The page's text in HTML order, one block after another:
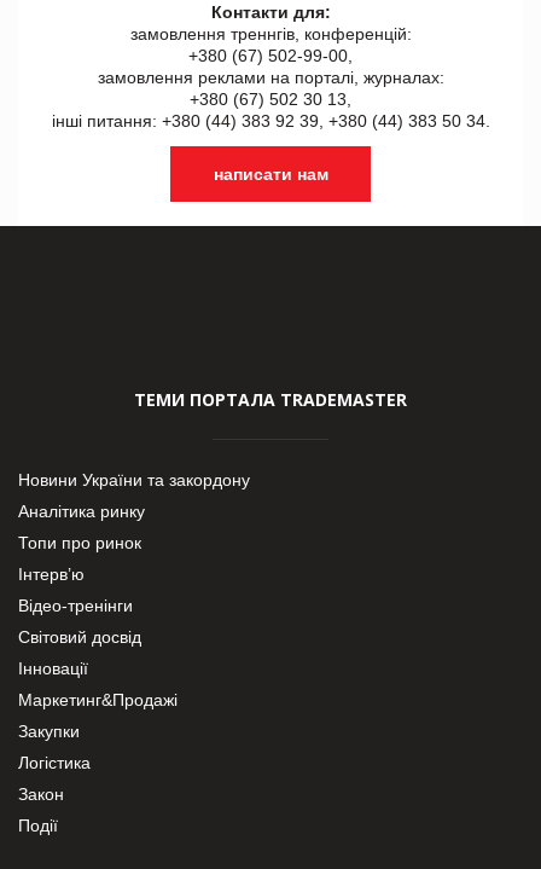
Контакти для:
замовлення треннгів, конференцій:
+380 (67) 502-99-00,
замовлення реклами на порталі, журналах:
+380 (67) 502 30 13,
інші питання: +380 (44) 383 92 39, +380 (44) 383 50 34.
написати нам
ТЕМИ ПОРТАЛА TRADEMASTER
Новини України та закордону
Аналітика ринку
Топи про ринок
Інтерв’ю
Відео-тренінги
Світовий досвід
Інновації
Маркетинг&Продажі
Закупки
Логістика
Закон
Події